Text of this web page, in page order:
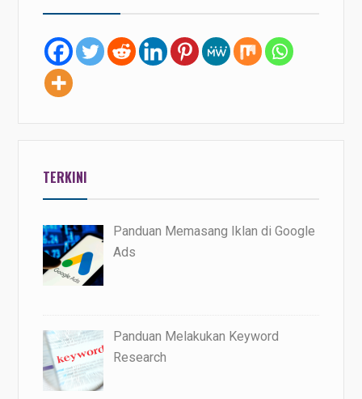
TERKINI
Panduan Memasang Iklan di Google
Ads
Panduan Melakukan Keyword
Research